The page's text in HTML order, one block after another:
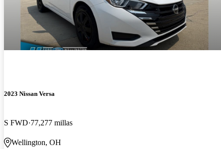
2023 Nissan Versa
S FWD 77,277 millas
Wellington, OH